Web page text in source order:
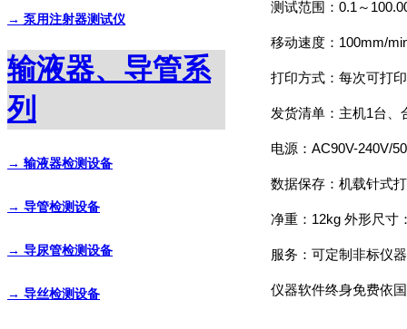
→ 泵用注射器测试仪
输液器、导管系
列
→ 输液器检测设备
→ 导管检测设备
→ 导尿管检测设备
→ 导丝检测设备
测试范围：0.1～
移动速度：100mm/
打印方式：每次可打
发货清单：主机1台、
电源：AC90V-240V/
数据保存：机载针式
净重：12kg 外形尺寸
服务：可定制非标仪器
仪器软件终身免费依